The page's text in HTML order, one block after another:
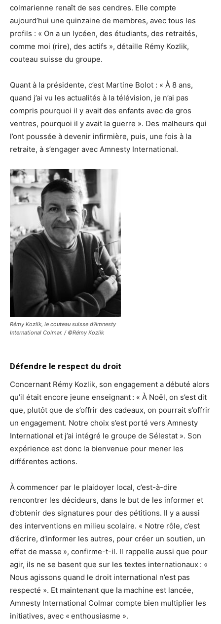
colmarienne renaît de ses cendres. Elle compte
aujourd’hui une quinzaine de membres, avec tous les
profils : « On a un lycéen, des étudiants, des retraités,
comme moi (rire), des actifs », détaille Rémy Kozlik,
couteau suisse du groupe.
Quant à la présidente, c’est Martine Bolot : « À 8 ans,
quand j’ai vu les actualités à la télévision, je n’ai pas
compris pourquoi il y avait des enfants avec de gros
ventres, pourquoi il y avait la guerre ». Des malheurs qui
l’ont poussée à devenir infirmière, puis, une fois à la
retraite, à s’engager avec Amnesty International.
Rémy Kozlik, le couteau suisse d’Amnesty
International Colmar. / ©Rémy Kozlik
Défendre le respect du droit
Concernant Rémy Kozlik, son engagement a débuté alors
qu’il était encore jeune enseignant : « À Noël, on s’est dit
que, plutôt que de s’offrir des cadeaux, on pourrait s’offrir
un engagement. Notre choix s’est porté vers Amnesty
International et j’ai intégré le groupe de Sélestat ». Son
expérience est donc la bienvenue pour mener les
différentes actions.
À commencer par le plaidoyer local, c’est-à-dire
rencontrer les décideurs, dans le but de les informer et
d’obtenir des signatures pour des pétitions. Il y a aussi
des interventions en milieu scolaire. « Notre rôle, c’est
d’écrire, d’informer les autres, pour créer un soutien, un
effet de masse », confirme-t-il. Il rappelle aussi que pour
agir, ils ne se basent que sur les textes internationaux : «
Nous agissons quand le droit international n’est pas
respecté ». Et maintenant que la machine est lancée,
Amnesty International Colmar compte bien multiplier les
initiatives, avec « enthousiasme ».